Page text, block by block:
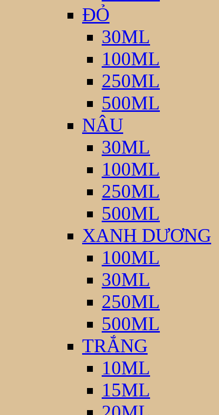
ĐỎ
30ML
100ML
250ML
500ML
NÂU
30ML
100ML
250ML
500ML
XANH DƯƠNG
100ML
30ML
250ML
500ML
TRẮNG
10ML
15ML